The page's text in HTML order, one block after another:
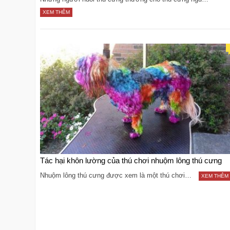
XEM THÊM
Tác hại khôn lường của thú chơi nhuộm lông thú cưng
Nhuộm lông thú cưng được xem là một thú chơi… XEM THÊM